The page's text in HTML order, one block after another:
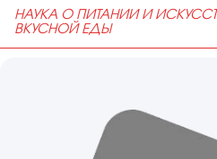
НАУКА О ПИТАНИИ И
ВКУСНОЙ ЕДЫ